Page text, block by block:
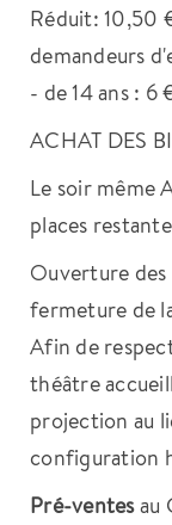
Réduit: 10,50
demandeurs
- de 14 ans : 6
ACHAT DES
Le soir même
places
Ouverture des
fermeture de
Afin de
théâtre
projection au
configuration
Pré-ventesau